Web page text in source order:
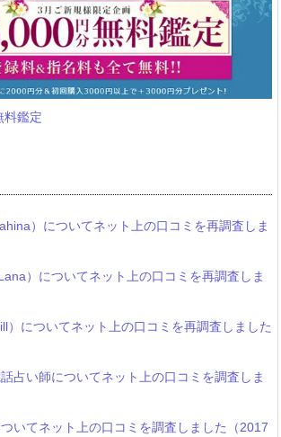
料鑑定
）についてネット上の口コミを再調査しま
）についてネット上の口コミを再調査しま
）についてネット上の口コミを再調査しました
占い師についてネット上の口コミを調査しま
いてネット上の口コミを調査しました（2017